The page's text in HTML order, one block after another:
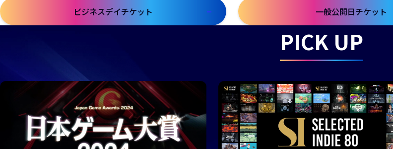
ビジネスデイチケット 一般公開日チケット
PICK UP
新しいウィンドウで開きます